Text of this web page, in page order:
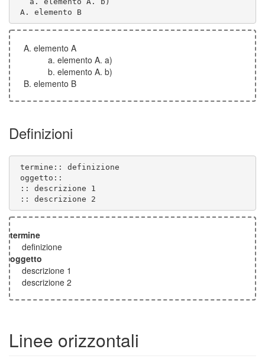
A. elemento B
elemento A
elemento A. a)
elemento A. b)
elemento B
Definizioni
:: descrizione 2
termine
definizione
oggetto
descrizione 1
descrizione 2
Linee orizzontali